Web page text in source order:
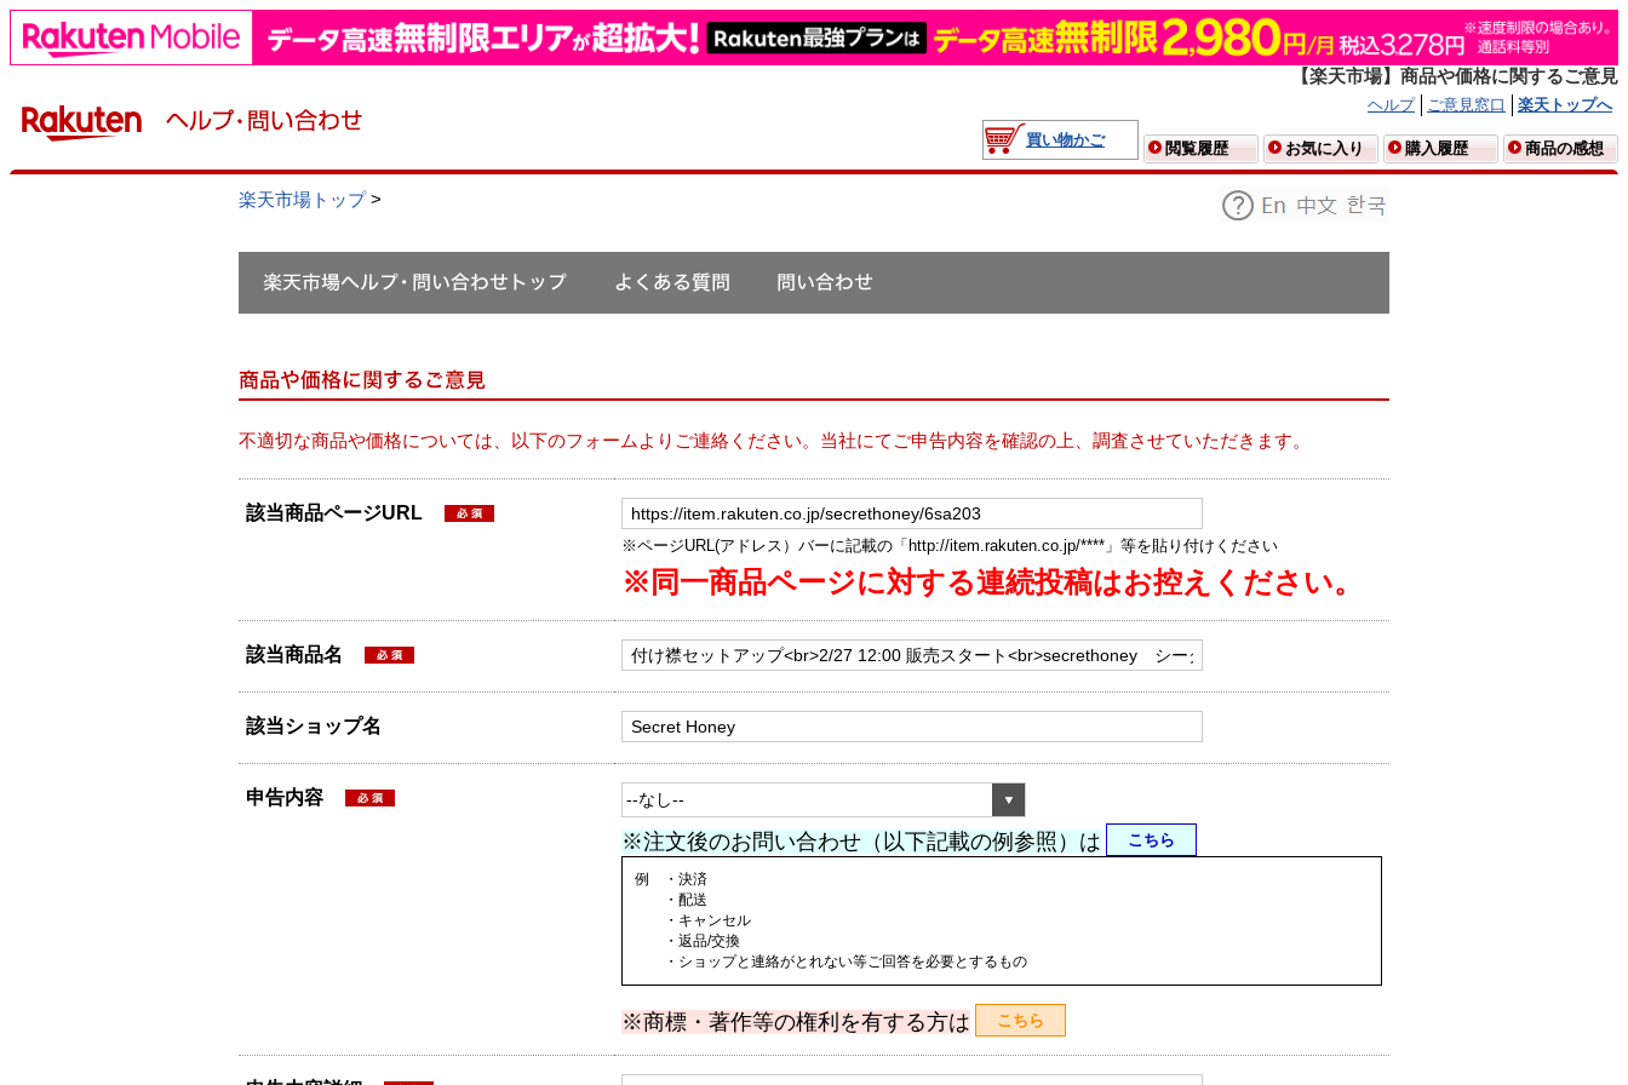
【楽天市場】商品や価格に関するご意見
ヘルプ ご意見窓口
楽天トップへ
買い物かご
閲覧履歴 お気に入り 購入履歴 商品の感想
楽天市場トップ>
不適切な商品や価格については、以下のフォームよりご連絡ください。当社にてご申告内容を確認の上、調査させていただきます。
該当商品ページURL
※ページURL(アドレス）バーに記載の「http://item.rakuten.co.jp/****」等を貼り付けください
※同一商品ページに対する連続投稿はお控えください。
該当商品名
該当ショップ名
申告内容
※注文後のお問い合わせ（以下記載の例参照）は こちら
例 ・決済
・配送
・キャンセル
・返品/交換
・ショップと連絡がとれない等ご回答を必要とするもの
※商標・著作等の権利を有する方は こちら